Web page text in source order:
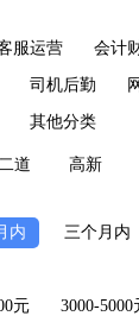
服运营 会计
司机后勤
其他分类
道 高新
内 三个月内
元 3000-5000